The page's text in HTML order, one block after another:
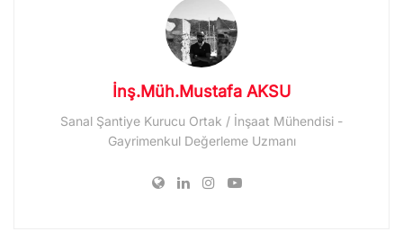
İnş.Müh.Mustafa AKSU
Sanal Şantiye Kurucu Ortak / İnşaat Mühendisi -
Gayrimenkul Değerleme Uzmanı